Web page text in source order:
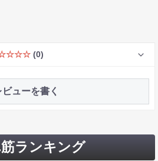
(0)
ビューを書く
ランキング